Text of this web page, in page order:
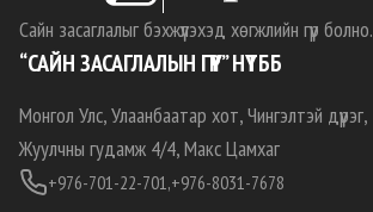
Сайн засаглалыг бэхжүүлэхэд хөгжлийн гүүр болно.
“САЙН ЗАСАГЛАЛЫН ГҮҮР” НҮТББ
Монгол Улс, Улаанбаатар хот, Чингэлтэй дүүрэг,
Жуулчны гудамж 4/4, Макс Цамхаг
+976-701-22-701,+976-8031-7678